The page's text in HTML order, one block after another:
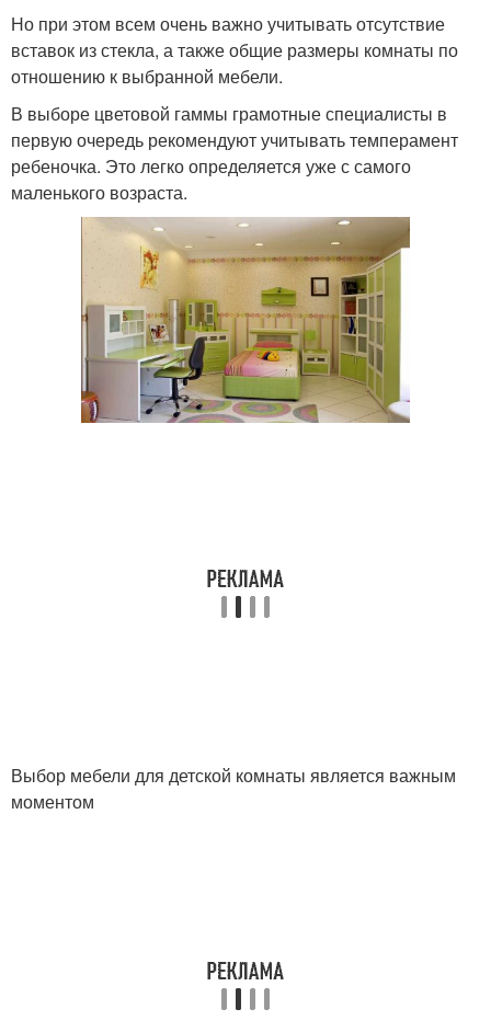
Но при этом всем очень важно учитывать отсутствие
вставок из стекла, а также общие размеры комнаты по
отношению к выбранной мебели.
В выборе цветовой гаммы грамотные специалисты в
первую очередь рекомендуют учитывать темперамент
ребеночка. Это легко определяется уже с самого
маленького возраста.
Выбор мебели для детской комнаты является важным
моментом